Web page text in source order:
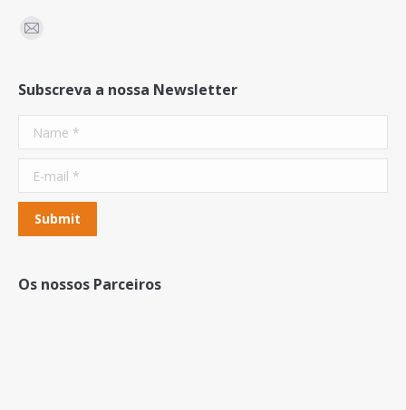
Find us on:
Mail
Subscreva a nossa Newsletter
Name *
E-mail *
Submit
Os nossos Parceiros